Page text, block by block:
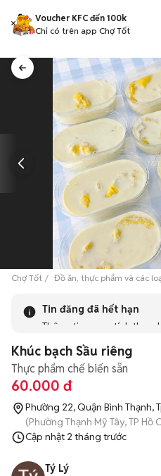
Voucher KFC đến 100k
Chỉ có trên app Chợ Tốt
Chợ Tốt Đồ ăn, thực phẩm và các
Tin đăng đã hết hạn
Thông tin mang tính tham
tương tự khác dưới đây nhé!
Khúc bạch Sầu riêng
Thực phẩm chế biến sẵn
60.000 đ
Phường 22, Quận Bình Thạnh,
(Phường Thạnh Mỹ Tây, TP Hồ
Cập nhật 2 tháng trước
Tý Lý